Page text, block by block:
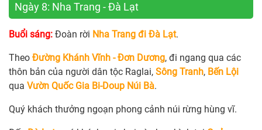
Ngày 8: Nha Trang - Đà Lạt
Buổi sáng: Đoàn rời Nha Trang đi Đà Lạt.
Theo Đường Khánh Vĩnh - Đơn Dương, đi ngang qua các
thôn bản của người dân tộc Raglai, Sông Tranh, Bến Lội
qua Vườn Quốc Gia Bi-Doup Núi Bà.
Quý khách thưởng ngoạn phong cảnh núi rừng hùng vĩ.